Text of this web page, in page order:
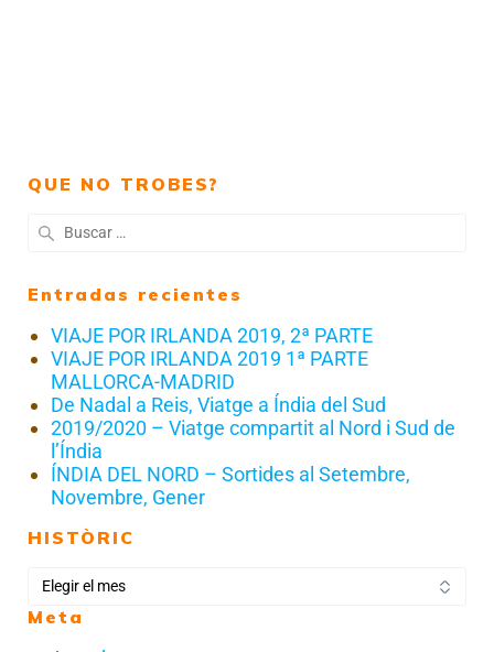
QUE NO TROBES?
Entradas recientes
VIAJE POR IRLANDA 2019, 2ª PARTE
VIAJE POR IRLANDA 2019 1ª PARTE
MALLORCA-MADRID
De Nadal a Reis, Viatge a Índia del Sud
2019/2020 – Viatge compartit al Nord i Sud de
l’Índia
ÍNDIA DEL NORD – Sortides al Setembre,
Novembre, Gener
HISTÒRIC
Meta